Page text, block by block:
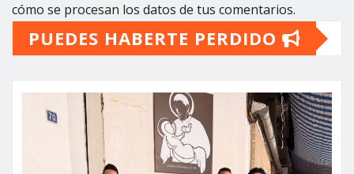
cómo se procesan los datos de tus comentarios.
PUEDES HABERTE PERDIDO